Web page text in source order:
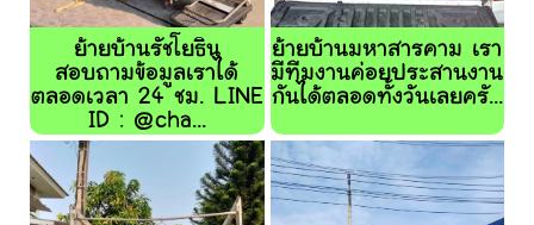
ย้ายบ้านรัชโยธิน
สอบถามข้อมูลเราได้
ตลอดเวลา 24 ชม. LINE
ID : @cha...
ย้ายบ้านมหาสารคาม เรา
มีทีมงานค่อยประสานงาน
กันได้ตลอดทั้งวันเลยครั...